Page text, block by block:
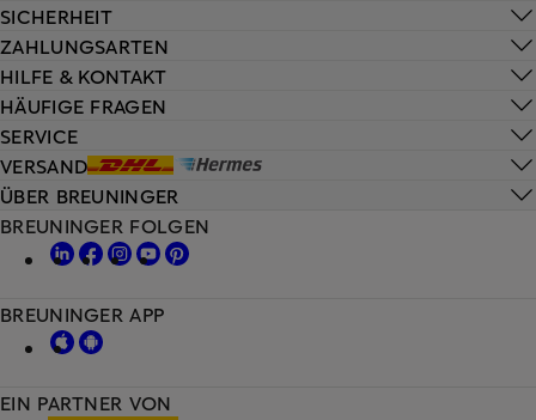
HILFE & KONTAKT
HÄUFIGE FRAGEN
SERVICE
VERSAND
SICHERHEIT
ZAHLUNGSARTEN
ÜBER BREUNINGER
EIN PARTNER VON
BREUNINGER FOLGEN
BREUNINGER APP